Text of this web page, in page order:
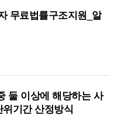
무료법률구조지원_알
둘 이상에 해당하는 사
기간 산정방식